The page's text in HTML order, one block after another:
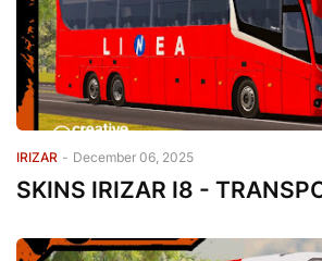
IRIZAR - December 06, 2025
SKINS IRIZAR I8 -